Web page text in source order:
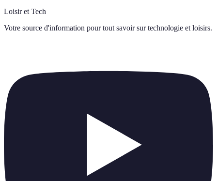
Loisir et Tech
Votre source d'information pour tout savoir sur technologie et loisirs.